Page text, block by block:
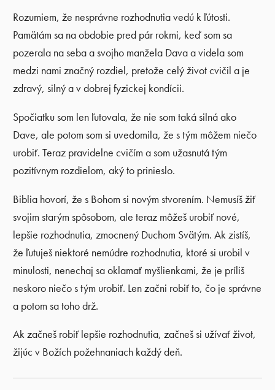
Rozumiem, že nesprávne rozhodnutia vedú k ľútosti.
Pamätám sa na obdobie pred pár rokmi, keď som sa
pozerala na seba a svojho manžela Dava a videla som
medzi nami značný rozdiel, pretože celý život cvičil a je
zdravý, silný a v dobrej fyzickej kondícii.
Spočiatku som len ľutovala, že nie som taká silná ako
Dave, ale potom som si uvedomila, že s tým môžem niečo
urobiť. Teraz pravidelne cvičím a som užasnutá tým
pozitívnym rozdielom, aký to prinieslo.
Biblia hovorí, že s Bohom si novým stvorením. Nemusíš žiť
svojim starým spôsobom, ale teraz môžeš urobiť nové,
lepšie rozhodnutia, zmocnený Duchom Svätým. Ak zistíš,
že ľutuješ niektoré nemúdre rozhodnutia, ktoré si urobil v
minulosti, nenechaj sa oklamať myšlienkami, že je príliš
neskoro niečo s tým urobiť. Len začni robiť to, čo je správne
a potom sa toho drž.
Ak začneš robiť lepšie rozhodnutia, začneš si užívať život,
žijúc v Božích požehnaniach každý deň.